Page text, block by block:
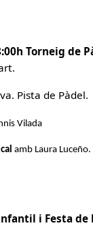
Torneig de
Pista de Pàdel.
Vilada
amb Laura
i Festa de